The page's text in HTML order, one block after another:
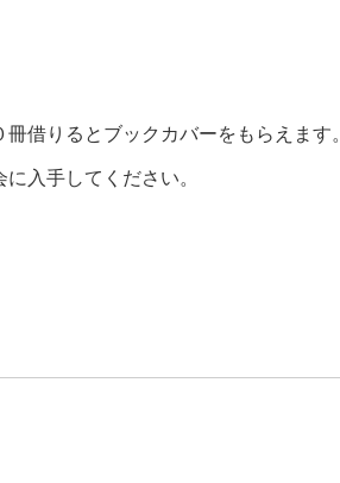
借りるとブックカバーをもらえます。
入手してください。